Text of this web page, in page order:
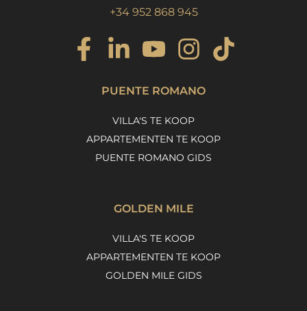
+34 952 868 945
PUENTE ROMANO
VILLA'S TE KOOP
APPARTEMENTEN TE KOOP
PUENTE ROMANO GIDS
GOLDEN MILE
VILLA'S TE KOOP
APPARTEMENTEN TE KOOP
GOLDEN MILE GIDS